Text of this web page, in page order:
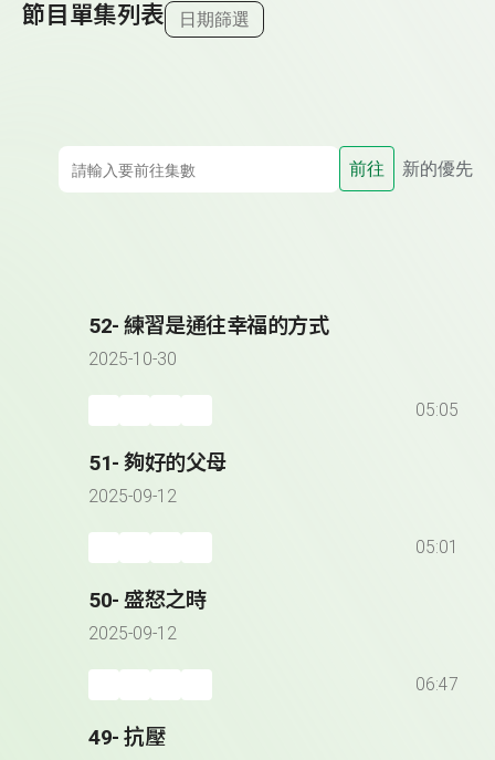
節目單集列表 日期篩選
前往 新的優先
52- 練習是通往幸福的方式
2025-10-30
05:05
51- 夠好的父母
2025-09-12
05:01
50- 盛怒之時
2025-09-12
06:47
49- 抗壓